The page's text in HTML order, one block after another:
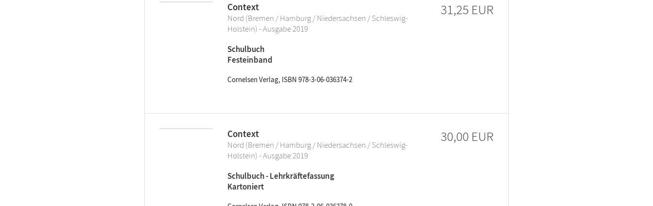
Context
Nord (Bremen / Hamburg / Niedersachsen / Schleswig-
Holstein) - Ausgabe 2019
Schulbuch
Festeinband
Cornelsen Verlag, ISBN 978-3-06-036374-2
31,25 EUR
Context
Nord (Bremen / Hamburg / Niedersachsen / Schleswig-
Holstein) - Ausgabe 2019
Schulbuch - Lehrkräftefassung
Kartoniert
30,00 EUR